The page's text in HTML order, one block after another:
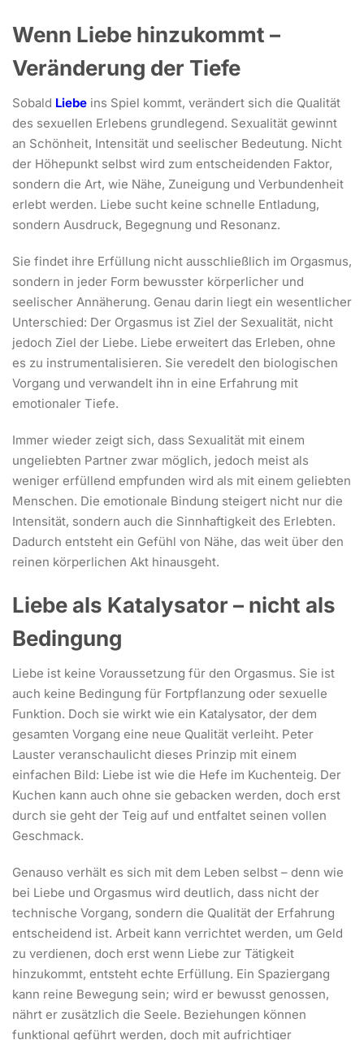
Wenn Liebe hinzukommt –
Veränderung der Tiefe
Sobald Liebe ins Spiel kommt, verändert sich die Qualität
des sexuellen Erlebens grundlegend. Sexualität gewinnt
an Schönheit, Intensität und seelischer Bedeutung. Nicht
der Höhepunkt selbst wird zum entscheidenden Faktor,
sondern die Art, wie Nähe, Zuneigung und Verbundenheit
erlebt werden. Liebe sucht keine schnelle Entladung,
sondern Ausdruck, Begegnung und Resonanz.
Sie findet ihre Erfüllung nicht ausschließlich im Orgasmus,
sondern in jeder Form bewusster körperlicher und
seelischer Annäherung. Genau darin liegt ein wesentlicher
Unterschied: Der Orgasmus ist Ziel der Sexualität, nicht
jedoch Ziel der Liebe. Liebe erweitert das Erleben, ohne
es zu instrumentalisieren. Sie veredelt den biologischen
Vorgang und verwandelt ihn in eine Erfahrung mit
emotionaler Tiefe.
Immer wieder zeigt sich, dass Sexualität mit einem
ungeliebten Partner zwar möglich, jedoch meist als
weniger erfüllend empfunden wird als mit einem geliebten
Menschen. Die emotionale Bindung steigert nicht nur die
Intensität, sondern auch die Sinnhaftigkeit des Erlebten.
Dadurch entsteht ein Gefühl von Nähe, das weit über den
reinen körperlichen Akt hinausgeht.
Liebe als Katalysator – nicht als
Bedingung
Liebe ist keine Voraussetzung für den Orgasmus. Sie ist
auch keine Bedingung für Fortpflanzung oder sexuelle
Funktion. Doch sie wirkt wie ein Katalysator, der dem
gesamten Vorgang eine neue Qualität verleiht. Peter
Lauster veranschaulicht dieses Prinzip mit einem
einfachen Bild: Liebe ist wie die Hefe im Kuchenteig. Der
Kuchen kann auch ohne sie gebacken werden, doch erst
durch sie geht der Teig auf und entfaltet seinen vollen
Geschmack.
Genauso verhält es sich mit dem Leben selbst – denn wie
bei Liebe und Orgasmus wird deutlich, dass nicht der
technische Vorgang, sondern die Qualität der Erfahrung
entscheidend ist. Arbeit kann verrichtet werden, um Geld
zu verdienen, doch erst wenn Liebe zur Tätigkeit
hinzukommt, entsteht echte Erfüllung. Ein Spaziergang
kann reine Bewegung sein; wird er bewusst genossen,
nährt er zusätzlich die Seele. Beziehungen können
funktional geführt werden, doch mit aufrichtiger